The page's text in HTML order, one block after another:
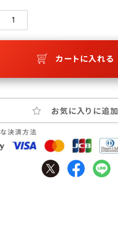
カートに入れる
お気に入りに追加